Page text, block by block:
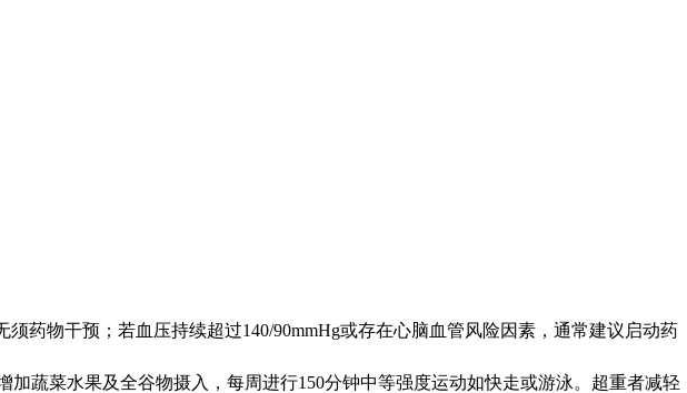
药物干预；若血压持续超过140/90mmHg或存在心脑血管风险因素，通常建议启动药
蔬菜水果及全谷物摄入，每周进行150分钟中等强度运动如快走或游泳。超重者减轻